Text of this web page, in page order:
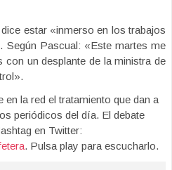
estar «inmerso en los trabajos
Según Pascual: «Este martes me
un desplante de la ministra de
la red el tratamiento que dan a
periódicos del día. El debate
en Twitter:
. Pulsa play para escucharlo.